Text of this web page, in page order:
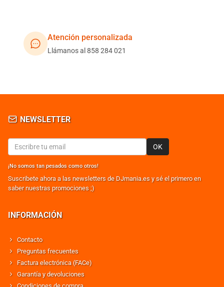
Atención personalizada
Llámanos al 858 284 021
NEWSLETTER
OK
¡No somos tan pesados como otros!
Suscribete ahora a las newsletters de DJmania.es y sé el primero en
saber nuestras promociones ;)
INFORMACIÓN
Contacto
Preguntas frecuentes
Factura electrónica (FACe)
Garantía y devoluciones